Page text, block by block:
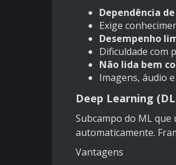
Dependência
Exige
Desempenho
Dificuldade com
Não lida bem
Imagens, áudio
Deep Learning
Subcampo do ML que
automaticamente.
Vantagens